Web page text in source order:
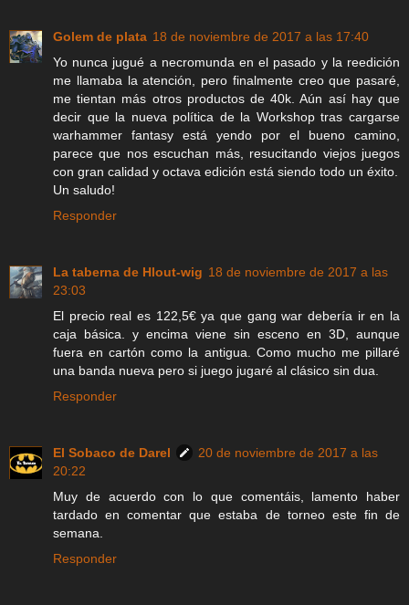
Golem de plata 18 de noviembre de 2017 a las 17:40
Yo nunca jugué a necromunda en el pasado y la reedición
me llamaba la atención, pero finalmente creo que pasaré,
me tientan más otros productos de 40k. Aún así hay que
decir que la nueva política de la Workshop tras cargarse
warhammer fantasy está yendo por el bueno camino,
parece que nos escuchan más, resucitando viejos juegos
con gran calidad y octava edición está siendo todo un éxito.
Un saludo!
Responder
La taberna de Hlout-wig 18 de noviembre de 2017 a las
23:03
El precio real es 122,5€ ya que gang war debería ir en la
caja básica. y encima viene sin esceno en 3D, aunque
fuera en cartón como la antigua. Como mucho me pillaré
una banda nueva pero si juego jugaré al clásico sin dua.
Responder
El Sobaco de Darel
20 de noviembre de 2017 a las
20:22
Muy de acuerdo con lo que comentáis, lamento haber
tardado en comentar que estaba de torneo este fin de
semana.
Responder